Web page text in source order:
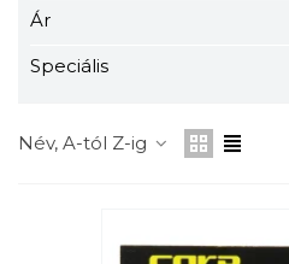
Ár
Speciális
Név, A-tól Z-ig